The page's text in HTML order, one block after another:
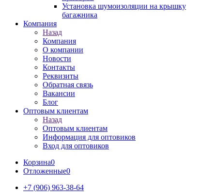
Установка шумоизоляции на крышку
багажника
Компания
Назад
Компания
О компании
Новости
Контакты
Реквизиты
Обратная связь
Вакансии
Блог
Оптовым клиентам
Назад
Оптовым клиентам
Информация для оптовиков
Вход для оптовиков
Корзина0
Отложенные0
+7 (906) 963-38-64